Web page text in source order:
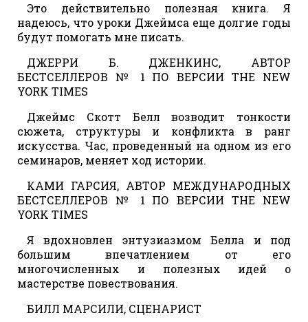
Это действительно полезная книга. Я
надеюсь, что уроки Джеймса еще долгие годы
будут помогать мне писать.
ДЖЕРРИ Б. ДЖЕНКИНС, АВТОР
БЕСТСЕЛЛЕРОВ № 1 ПО ВЕРСИИ THE NEW
YORK TIMES
Джеймс Скотт Белл возводит тонкости
сюжета, структуры и конфликта в ранг
искусства. Час, проведенный на одном из его
семинаров, меняет ход истории.
КАМИ ГАРСИЯ, АВТОР МЕЖДУНАРОДНЫХ
БЕСТСЕЛЛЕРОВ № 1 ПО ВЕРСИИ THE NEW
YORK TIMES
Я вдохновлен энтузиазмом Белла и под
большим впечатлением от его
многочисленных и полезных идей о
мастерстве повествования.
БИЛЛ МАРСИЛИ, СЦЕНАРИСТ